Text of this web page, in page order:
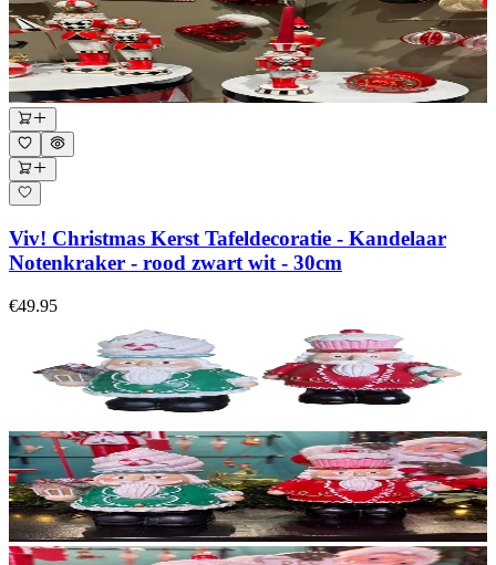
Viv! Christmas Kerst Tafeldecoratie - Kandelaar
Notenkraker - rood zwart wit - 30cm
€49.95